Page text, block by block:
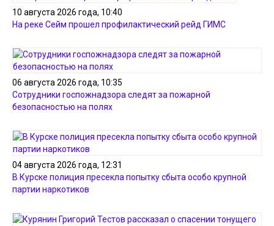
10 августа 2026 года, 10:40
На реке Сейм прошел профилактический рейд ГИМС
06 августа 2026 года, 10:35
Сотрудники госпожнадзора следят за пожарной
безопасностью на полях
04 августа 2026 года, 12:31
В Курске полиция пресекла попытку сбыта особо крупной
партии наркотиков